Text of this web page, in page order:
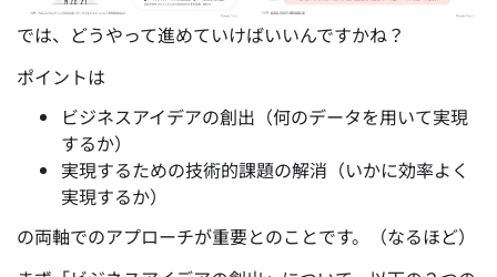
では、どうやって進めていけばいいんですかね？
ポイントは
ビジネスアイデアの創出（何のデータを用いて実現
するか）
実現するための技術的課題の解消（いかに効率よく
実現するか）
の両軸でのアプローチが重要とのことです。（なるほど）